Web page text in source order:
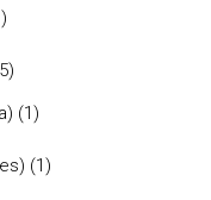
(1)
(1)